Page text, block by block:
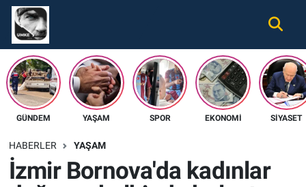
GÜNDEM YAŞAM SPOR EKONOMI SIYASET
HABERLER YAŞAM
İzmir Bornova'da kadınlar
Gündem
Ekonomi
Spor
Nöbetçi Eczaneler
Hava Durumu
Namaz Vakitleri